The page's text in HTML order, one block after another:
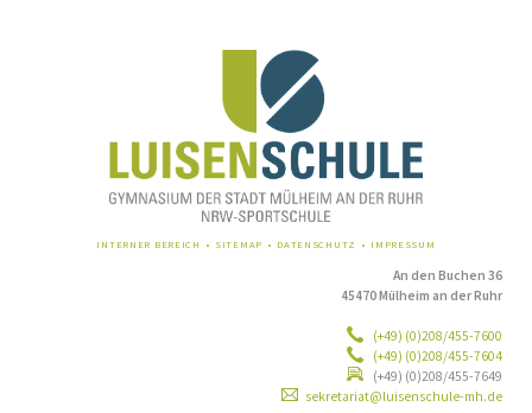
NAVIGATION
INTERNER BEREICH SITEMAP DATENSCHUTZ IMPRESSUM
An den Buchen 36
45470 Mülheim an der Ruhr
(+49) (0)208/455-7600
(+49) (0)208/455-7604
(+49) (0)208/455-7649
sekretariat@luisenschule-mh.de